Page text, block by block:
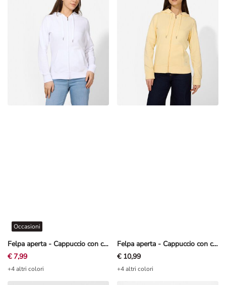
Felpa aperta - Cappuccio con coulisse - bianco
Occasioni
€ 7,99
+4 altri colori
Felpa aperta - Cappuccio con coulisse - giallo
€ 10,99
+4 altri colori